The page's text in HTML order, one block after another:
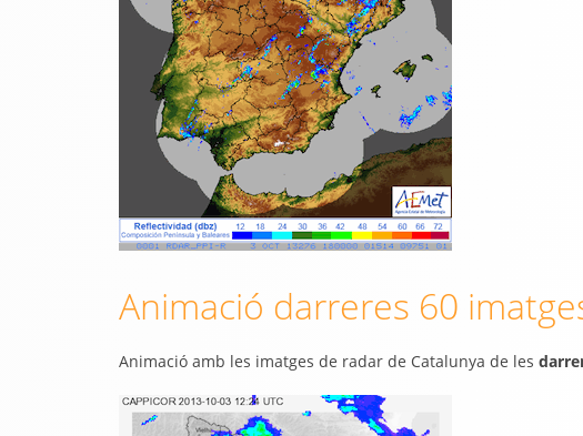
Animació darreres 60
Animació amb les imatges de radar de Catalunya de les